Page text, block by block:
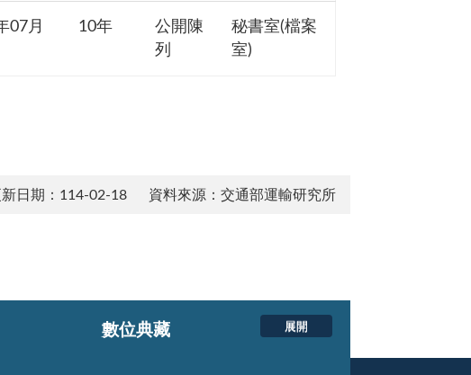
07月 10年
公開陳
列
秘書室(檔案
室)
日期：114-02-18 資料來源：交通部運輸研究所
展開
數位典藏